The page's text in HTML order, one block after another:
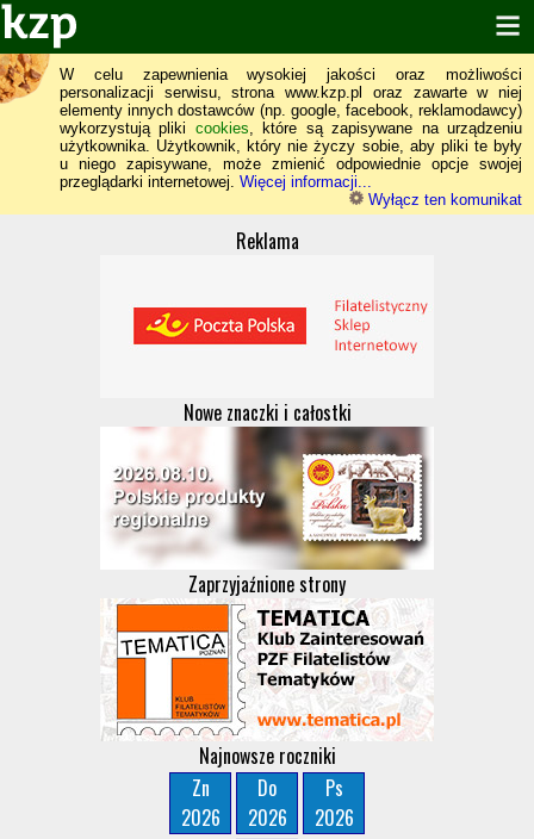
W celu zapewnienia wysokiej jakości oraz możliwości
personalizacji serwisu, strona www.kzp.pl oraz zawarte w niej
elementy innych dostawców (np. google, facebook, reklamodawcy)
wykorzystują pliki cookies, które są zapisywane na urządzeniu
użytkownika. Użytkownik, który nie życzy sobie, aby pliki te były
u niego zapisywane, może zmienić odpowiednie opcje swojej
przeglądarki internetowej. Więcej informacji...
Wyłącz ten komunikat
Reklama
Nowe znaczki i całostki
Zaprzyjaźnione strony
Najnowsze roczniki
Zn
2026
Do
2026
Ps
2026